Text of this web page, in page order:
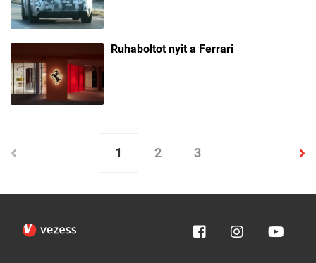
Ruhaboltot nyit a Ferrari
1 2 3